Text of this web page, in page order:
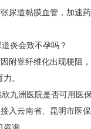
尿道黏膜血管，加速
炎会致不孕吗？
附睾纤维化出现梗阻
。
九洲医院是否可用医
入云南省、昆明市医